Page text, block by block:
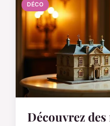
DÉCO
Découvrez